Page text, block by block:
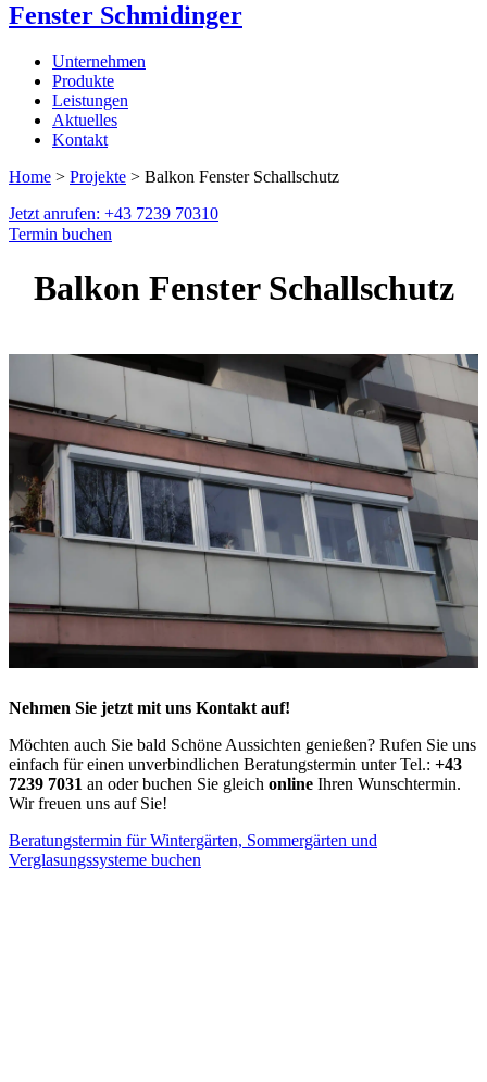
Fenster Schmidinger
Unternehmen
Produkte
Leistungen
Aktuelles
Kontakt
Home > Projekte > Balkon Fenster Schallschutz
Jetzt anrufen: +43 7239 70310
Termin buchen
Balkon Fenster Schallschutz
Nehmen Sie jetzt mit uns Kontakt auf!
Möchten auch Sie bald Schöne Aussichten genießen? Rufen Sie uns
einfach für einen unverbindlichen Beratungstermin unter Tel.: +43
7239 7031 an oder buchen Sie gleich online Ihren Wunschtermin.
Wir freuen uns auf Sie!
Beratungstermin für Wintergärten, Sommergärten und
Verglasungssysteme buchen